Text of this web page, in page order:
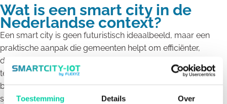
Toestemming Details Over
Wat is een smart city in de
Nederlandse context?
Een smart city is geen futuristisch ideaalbeeld, maar een
praktische aanpak die gemeenten helpt om efficiënter,
duurzamer en leefbaarder te worden. Door data en IoT-
technologie slim in te zetten, kunnen lokale overheden
beter inspelen op de groeiende vraag naar hoogwaardige
stedelijke diensten, zonder dat daarvoor enorme